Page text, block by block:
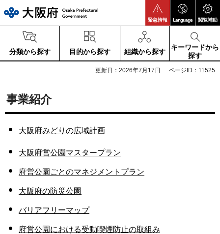
緊急情報 Language 閲覧補助
分類から探す 目的から探す 組織から探す
キーワードから
探す
更新日：2026年7月17日 ページID：11525
事業紹介
大阪府みどりの広域計画
大阪府営公園マスタープラン
府営公園ごとのマネジメントプラン
大阪府の防災公園
バリアフリーマップ
府営公園における受動喫煙防止の取組み